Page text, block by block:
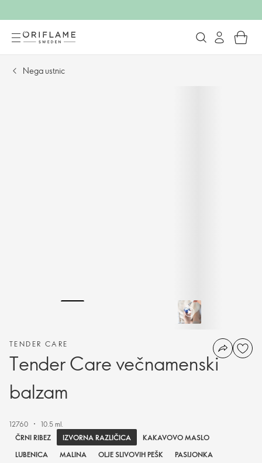
Nega ustnic
TENDER CARE
Tender Care večnamenski
balzam
12760
10.5 ml.
ČRNI RIBEZ
IZVORNA RAZLIČICA
KAKAVOVO MASLO
LUBENICA
MALINA OLJE SLIVOVIH PEŠK
PASIJONKA